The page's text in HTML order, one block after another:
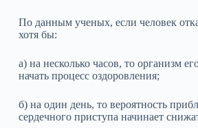
По данным ученых, если человек
хотя бы:
а) на несколько часов, то организм
начать процесс оздоровления;
б) на один день, то вероятность
сердечного приступа начинает